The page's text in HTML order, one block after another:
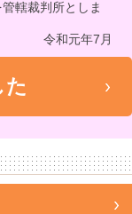
轄裁判所としま
令和元年7月